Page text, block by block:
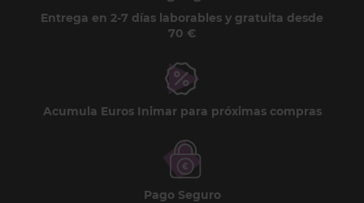
Entrega en 2-7 días laborables y gratuita desde
70 €
Acumula Euros Inimar para próximas compras
Pago Seguro